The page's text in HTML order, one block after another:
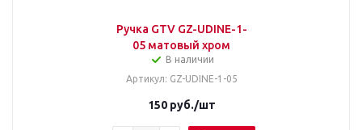
Ручка GTV GZ-UDINE-1-
05 матовый хром
В наличии
Артикул: GZ-UDINE-1-05
150руб./шт